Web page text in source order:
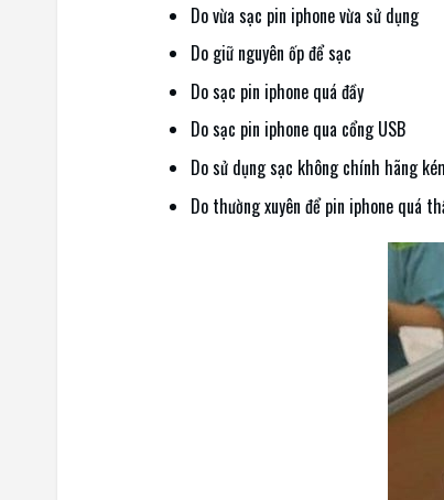
Do vừa sạc pin iphone vừa sử dụng
Do giữ nguyên ốp để sạc
Do sạc pin iphone quá đầy
Do sạc pin iphone qua cổng USB
Do sử dụng sạc không chính hãng
Do thường xuyên để pin iphone quá